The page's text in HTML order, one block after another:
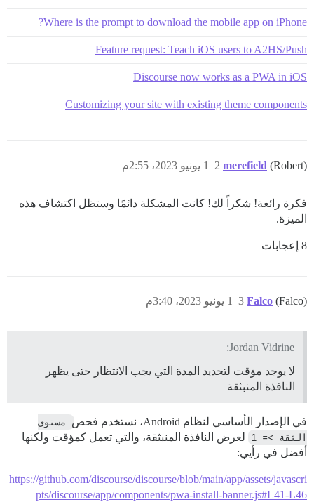
Where is the prompt to download the mobile app on iPhone?
Feature request: Teach iOS users to A2HS/Push
Discourse now works as a PWA in iOS
Customizing your site with existing theme components
merefield (Robert) 1 يونيو 2023، 2:55م 2
فكرة رائعة! شكراً لك! كانت المشكلة دائمًا وستظل اكتشاف هذه
الميزة.
8 إعجابات
Falco (Falco) 1 يونيو 2023، 3:40م 3
Jordan Vidrine:
لا يوجد مؤقت لتحديد المدة التي يجب الانتظار حتى يظهر
النافذة المنبثقة
في الإصدار الأساسي لنظام Android، نستخدم فحص
الثقة >= 1
لعرض النافذة المنبثقة، والتي تعمل كمؤقت ولكنها
أفضل في رأيي:
https://github.com/discourse/discourse/blob/main/app/assets/javascri
pts/discourse/app/components/pwa-install-banner.js#L41-L46